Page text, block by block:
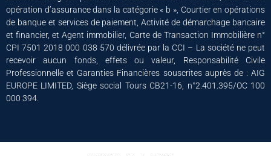
opération d’assurance dans la catégorie « b », Courtier en opérations
de banque et services de paiement, Activité de démarchage bancaire
et financier, et Agent immobilier, Carte de Transaction Immobilière n°
CPI 7501 2018 000 038 570 délivrée par la CCI – La société ne peut
recevoir aucun fonds, effets ou valeur, Responsabilité Civile
Professionnelle et Garanties Financières souscrites auprès de : AIG
EUROPE LIMITED, Siège social Tours CB21-16, n°2.401.395/OC 100
000 394.